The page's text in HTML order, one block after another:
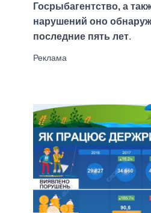
Госрыбагентство, а
нарушений оно
последние пять лет.